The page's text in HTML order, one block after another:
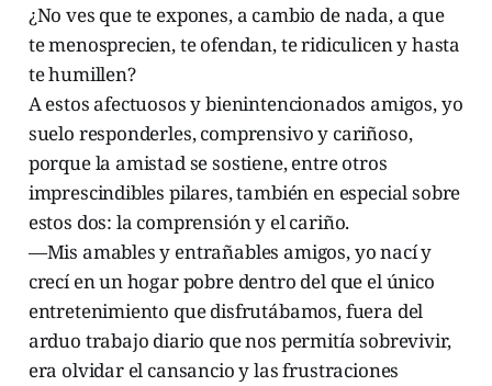
¿No ves que te expones, a cambio de nada, a que
te menosprecien, te ofendan, te ridiculicen y hasta
te humillen?
A estos afectuosos y bienintencionados amigos, yo
suelo responderles, comprensivo y cariñoso,
porque la amistad se sostiene, entre otros
imprescindibles pilares, también en especial sobre
estos dos: la comprensión y el cariño.
—Mis amables y entrañables amigos, yo nací y
crecí en un hogar pobre dentro del que el único
entretenimiento que disfrutábamos, fuera del
arduo trabajo diario que nos permitía sobrevivir,
era olvidar el cansancio y las frustraciones